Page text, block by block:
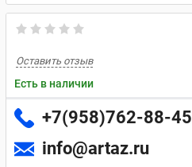
Оставить отзыв
Есть в наличии
+7(958)762-88-45
info@artaz.ru